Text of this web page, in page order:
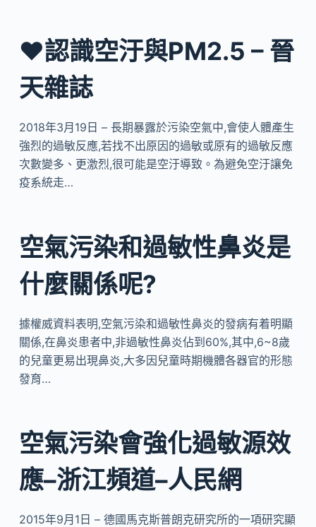
❤認識空汙與PM2.5 – 晉
天雜誌
2018年3月19日 – 長期暴露於污染空氣中,會使人體產生
強烈的過敏反應,若找不出原因的過敏或原有的過敏反應
次數變多、更激烈,很可能是空汙導致。為避免空汙讓免
疫系統走…
空氣污染和過敏性鼻炎是
什麼關係呢?
據權威資料表明,空氣污染和過敏性鼻炎的發病有着明顯
關係,在鼻炎患者中,非過敏性鼻炎佔到60%,其中,6~8歲
的兒童更易出現鼻炎,大多因兒童時期機體各器官的形態
發育…
空氣污染會強化過敏源效
應–浙江頻道–人民網
2015年9月1日 – 德國馬克斯普朗克研究所的一項研究顯